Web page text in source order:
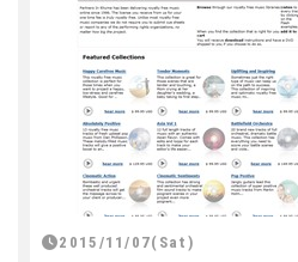
2015/11/07(Sat)